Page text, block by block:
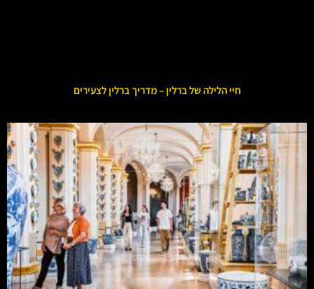
חיי הלילה של ברלין – מדריך ברלין לצעירים